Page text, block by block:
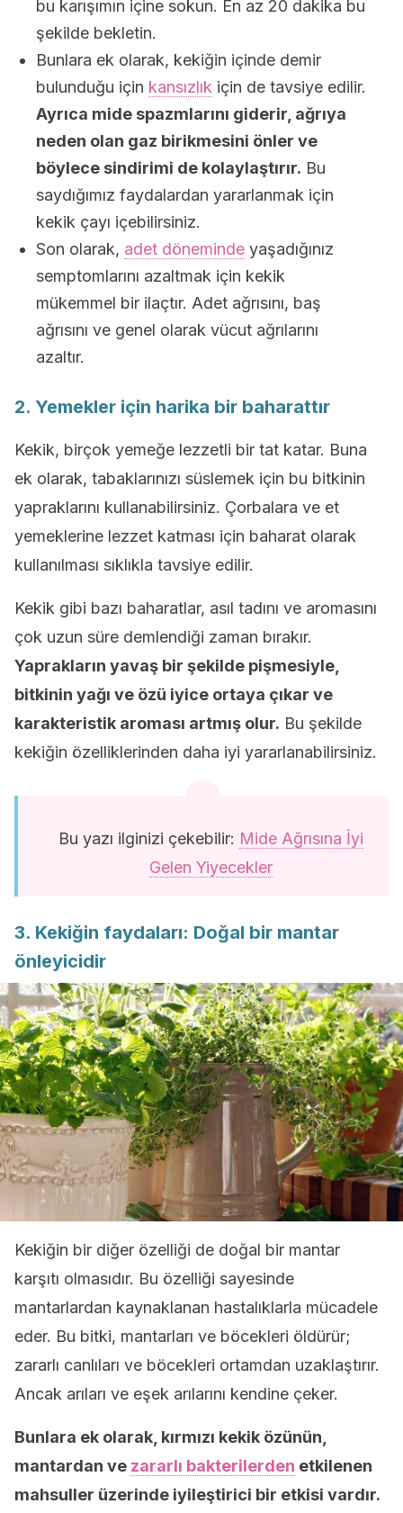
bu karışımın içine sokun. En az 20 dakika bu
şekilde bekletin.
Bunlara ek olarak, kekiğin içinde demir
bulunduğu için kansızlık için de tavsiye edilir.
Ayrıca mide spazmlarını giderir, ağrıya
neden olan gaz birikmesini önler ve
böylece sindirimi de kolaylaştırır. Bu
saydığımız faydalardan yararlanmak için
kekik çayı içebilirsiniz.
Son olarak, adet döneminde yaşadığınız
semptomlarını azaltmak için kekik
mükemmel bir ilaçtır. Adet ağrısını, baş
ağrısını ve genel olarak vücut ağrılarını
azaltır.
2. Yemekler için harika bir baharattır
Kekik, birçok yemeğe lezzetli bir tat katar. Buna
ek olarak, tabaklarınızı süslemek için bu bitkinin
yapraklarını kullanabilirsiniz. Çorbalara ve et
yemeklerine lezzet katması için baharat olarak
kullanılması sıklıkla tavsiye edilir.
Kekik gibi bazı baharatlar, asıl tadını ve aromasını
çok uzun süre demlendiği zaman bırakır.
Yaprakların yavaş bir şekilde pişmesiyle,
bitkinin yağı ve özü iyice ortaya çıkar ve
karakteristik aroması artmış olur. Bu şekilde
kekiğin özelliklerinden daha iyi yararlanabilirsiniz.
Bu yazı ilginizi çekebilir: Mide Ağrısına İyi
Gelen Yiyecekler
3. Kekiğin faydaları: Doğal bir mantar
önleyicidir
Kekiğin bir diğer özelliği de doğal bir mantar
karşıtı olmasıdır. Bu özelliği sayesinde
mantarlardan kaynaklanan hastalıklarla mücadele
eder. Bu bitki, mantarları ve böcekleri öldürür;
zararlı canlıları ve böcekleri ortamdan uzaklaştırır.
Ancak arıları ve eşek arılarını kendine çeker.
Bunlara ek olarak, kırmızı kekik özünün,
mantardan ve zararlı bakterilerden etkilenen
mahsuller üzerinde iyileştirici bir etkisi vardır.